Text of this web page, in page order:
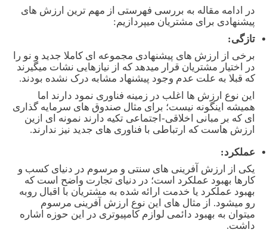
در ادامه مقاله به بررسی فهرستی از مهم ترین ارزش های
پیشنهادی برای مشتریان میپردازیم:
تازگی:
برخی از ارزش های پیشنهادی مجموعه ای کاملا جدید و نو را
در اختیار مشتریان قرار میدهد که از نیازهایی نشات میگیرند
که قبلا به علت عدم وجود پیشنهاد مشابه درک نشده بودند.
این نوع ارزش ها اغلب در زمینه فناوری نمود دارند اما
همیشه اینگونه نیست؛ برای مثال صندوق های سرمایه گذاری
ای که بر مبانی اخلاقی-اجتماعی تکیه دارند نمونه ای ازین
ارزش هاست که ارتباطی با فناوری های جدید نیز ندارند.
عملکرد:
یکی از ارزش آفرینی های سنتی و مرسوم در دنیای کسب و
کارها بهبود عملکرد است؛ در دنیای تجارت واضح است که
بهبود عملکرد یا خدمت ارائه شده به مشتریان با اقبال روبه
رو میشود. از مثال های این نوع ارزش آفرینی مرسوم
میتوان به بهبود دائمی لوازم کامپیوتری در این حوزه اشاره
داشت.